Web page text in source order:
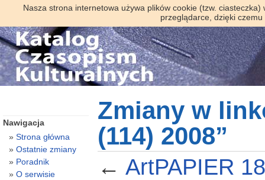
Nasza strona internetowa używa plików cookie (tzw.
przeglądarce, dzięki
Zmiany w
(114) 2008”
← ArtPAPIER
Nawigacja
Strona główna
Ostatnie zmiany
Poradnik
O serwisie